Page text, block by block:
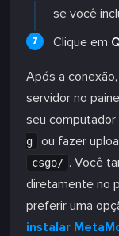
se você
Clique em
Após a
servidor no
seu computador
g
ou fazer
csgo/ . Você
diretamente no
preferir uma
instalar